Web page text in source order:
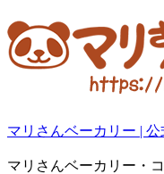
マリさんベーカリー | 公
マリさんベーカリー・